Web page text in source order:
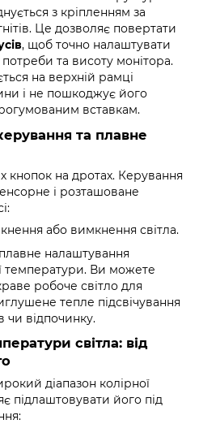
з кріпленням за
Це дозволяє повертати
, щоб точно налаштувати
та висоту монітора.
на верхній рамці
і не пошкоджує його
вставкам.
та плавне
кнопок на дротах. Керування
і розташоване
або вимкнення світла.
плавне налаштування
температури. Ви можете
робоче світло для
тепле підсвічування
чи відпочинку.
світла: від
діапазон колірної
підлаштовувати його під